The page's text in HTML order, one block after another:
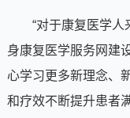
“对于康复医学
身康复医学服务网建
心学习更多新理念、
和疗效不断提升患者